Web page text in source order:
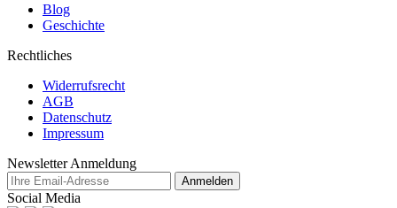
Blog
Geschichte
Rechtliches
Widerrufsrecht
AGB
Datenschutz
Impressum
Newsletter Anmeldung
Anmelden
Social Media